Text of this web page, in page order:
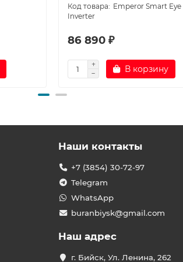
Emperor Smart Eye
Inverter
86 890 ₽
В корзину
Наши контакты
+7 (3854) 30-72-97
Telegram
WhatsApp
buranbiysk@gmail.com
Наш адрес
г. Бийск, Ул. Ленина, 262